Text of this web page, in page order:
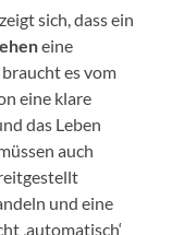
sich, dass ein
eine
es vom
eine klare
das Leben
auch
und eine
‚automatisch‘